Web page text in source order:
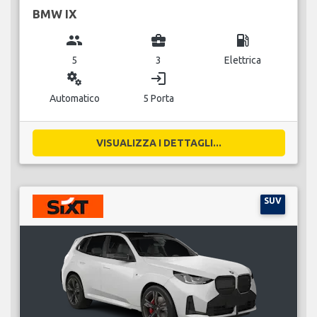
BMW IX
group
5
business_center
3
local_gas_station
Elettrica
miscellaneous_services
Automatico
login
5 Porta
VISUALIZZA I DETTAGLI...
SUV